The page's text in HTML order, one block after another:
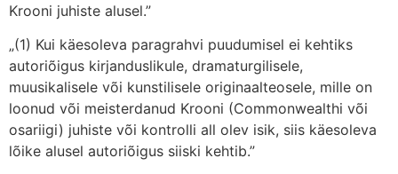
Krooni juhiste alusel.”
„(1) Kui käesoleva paragrahvi puudumisel ei kehtiks
autoriõigus kirjanduslikule, dramaturgilisele,
muusikalisele või kunstilisele originaalteosele, mille on
loonud või meisterdanud Krooni (Commonwealthi või
osariigi) juhiste või kontrolli all olev isik, siis käesoleva
lõike alusel autoriõigus siiski kehtib.”